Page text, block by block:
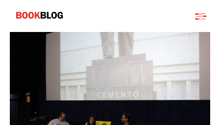
contenuto
Bookblog